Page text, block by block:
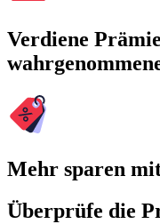
Verdiene
Mehr sparen
Überprüfe die